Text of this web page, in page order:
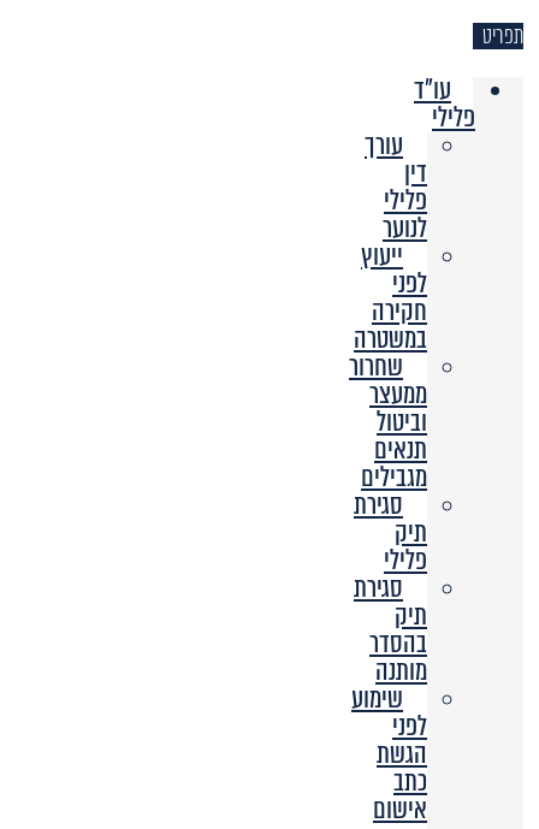
תפריט
עו"ד
פלילי
עורך
דין
פלילי
לנוער
ייעוץ
לפני
חקירה
במשטרה
שחרור
ממעצר
וביטול
תנאים
מגבילים
סגירת
תיק
פלילי
סגירת
תיק
בהסדר
מותנה
שימוע
לפני
הגשת
כתב
אישום